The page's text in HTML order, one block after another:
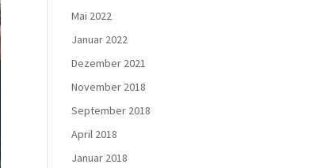
Mai 2022
Januar 2022
Dezember 2021
November 2018
September 2018
April 2018
Januar 2018